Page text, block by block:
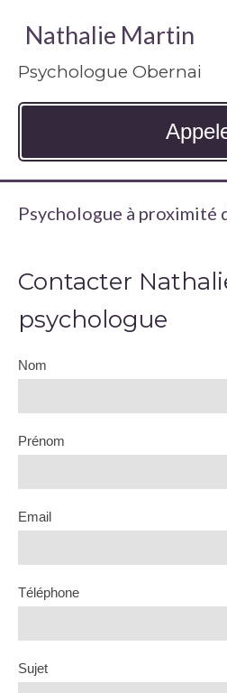
Nathalie Martin
Psychologue Obernai
Psychologue à proximité
Contacter
psychologue
Nom
Prénom
Email
Téléphone
Sujet